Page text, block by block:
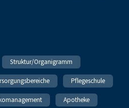
Struktur/Organigramm
Pflegeschule
Apotheke